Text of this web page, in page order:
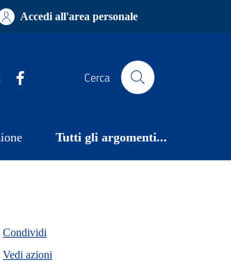
Accedi all'area personale
Cerca
Tutti gli argomenti...
Condividi
Vedi azioni